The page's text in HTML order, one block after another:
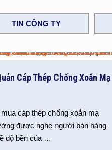
TIN CÔNG TY
Cáp Thép Chống Xoắn Mạ
cáp thép chống xoắn mạ
được nghe người bán hàng
độ bền của …